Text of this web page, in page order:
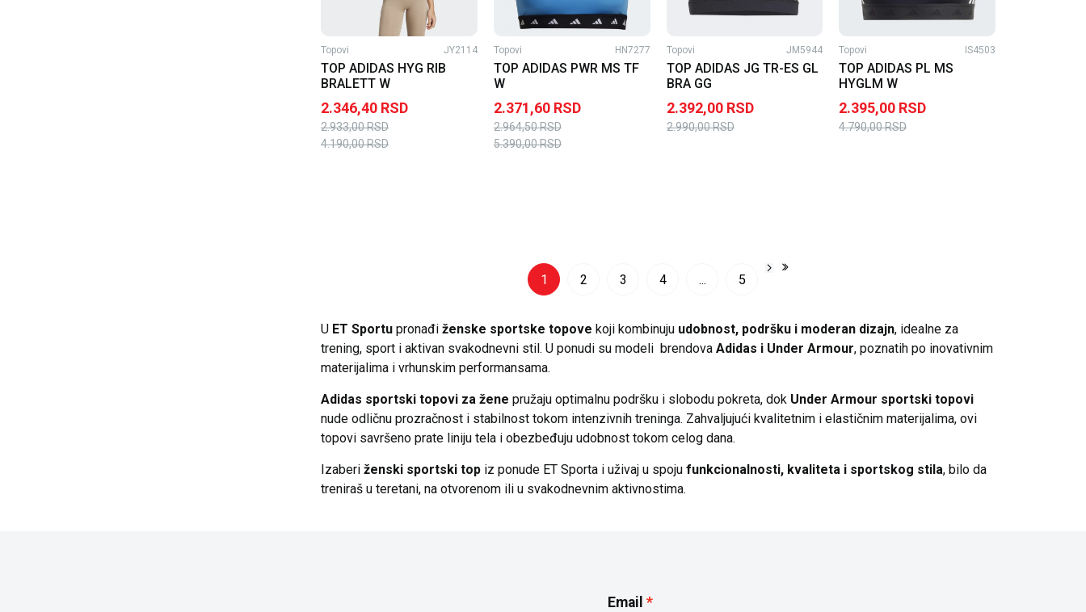
Topovi JY2114
TOP ADIDAS HYG RIB
BRALETT W
2.346,40 RSD
2.933,00RSD
4.190,00RSD
Topovi HN7277
TOP ADIDAS PWR MS TF
W
2.371,60 RSD
2.964,50RSD
5.390,00RSD
Topovi JM5944
TOP ADIDAS JG TR-ES GL
BRA GG
2.392,00 RSD
2.990,00RSD
Topovi IS4503
TOP ADIDAS PL MS
HYGLM W
2.395,00 RSD
4.790,00RSD
1 2 3 4 ... 5
U ET Sportu pronađi ženske sportske topove koji kombinuju udobnost, podršku i moderan dizajn, idealne za
trening, sport i aktivan svakodnevni stil. U ponudi su modeli brendova Adidas i Under Armour, poznatih po inovativnim
materijalima i vrhunskim performansama.
Adidas sportski topovi za žene pružaju optimalnu podršku i slobodu pokreta, dok Under Armour sportski topovi
nude odličnu prozračnost i stabilnost tokom intenzivnih treninga. Zahvaljujući kvalitetnim i elastičnim materijalima, ovi
topovi savršeno prate liniju tela i obezbeđuju udobnost tokom celog dana.
Izaberi ženski sportski top iz ponude ET Sporta i uživaj u spoju funkcionalnosti, kvaliteta i sportskog stila, bilo da
treniraš u teretani, na otvorenom ili u svakodnevnim aktivnostima.
Email